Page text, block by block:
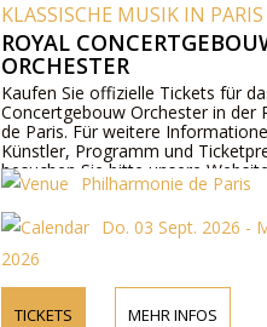
KLASSISCHE MUSIK IN PARIS
ROYAL
ORCHESTER
Kaufen Sie offizielle Tickets für
Concertgebouw Orchester in der
de Paris. Für weitere
Künstler, Programm und
besuchen Sie bitte unsere
kontaktieren Sie uns telefonisch.
Philharmonie de Paris
Do. 03 Sept. 2026 -
2026
TICKETS MEHR INFOS